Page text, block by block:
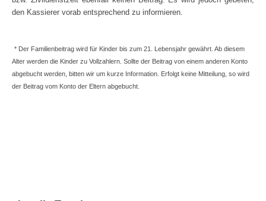
den Kassierer vorab entsprechend zu informieren.
* Der Familienbeitrag wird für Kinder bis zum 21. Lebensjahr gewährt. Ab diesem
Alter werden die Kinder zu Vollzahlern. Sollte der Beitrag von einem anderen Konto
abgebucht werden, bitten wir um kurze Information. Erfolgt keine Mitteilung, so wird
der Beitrag vom Konto der Eltern abgebucht